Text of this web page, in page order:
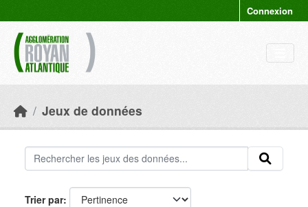
Connexion
Jeux de données
Trier par